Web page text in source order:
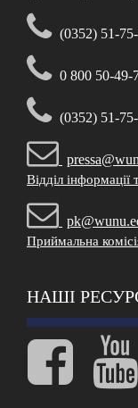
(0352) 51-
0 800 50-49-
(0352) 51-
Відділ інформації
Приймальна
НАШІ